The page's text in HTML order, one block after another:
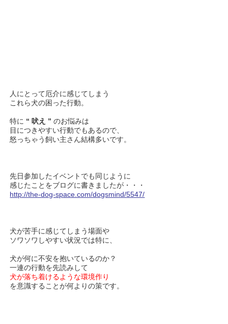
人にとって厄介に感じてしまう
これら犬の困った行動。
特に “ 吠え ” のお悩みは
目につきやすい行動でもあるので、
怒っちゃう飼い主さん結構多いです。
先日参加したイベントでも同じように
感じたことをブログに書きましたが・・・
http://the-dog-space.com/dogsmind/5547/
犬が苦手に感じてしまう場面や
ソワソワしやすい状況では特に、
犬が何に不安を抱いているのか？
一連の行動を先読みして
犬が落ち着けるような環境作り
を意識することが何よりの策です。